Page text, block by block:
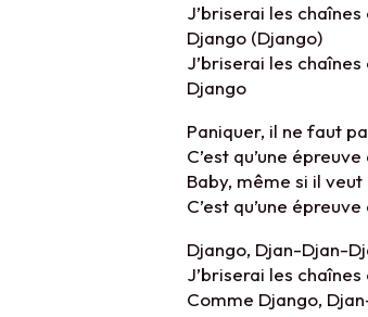
J’briserai les
Django (Django)
J’briserai les
Django
Paniquer, il ne faut
C’est qu’une
Baby, même si il
C’est qu’une
Django, Djan-Djan-
J’briserai les
Comme Django,